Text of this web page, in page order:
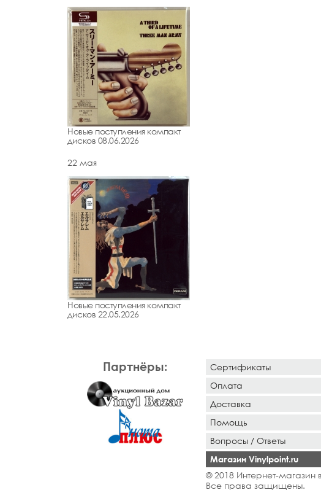
Новые поступления компакт
дисков 08.06.2026
22 мая
Новые поступления компакт
дисков 22.05.2026
Партнёры:
Сертификаты
Оплата
Доставка
Помощь
Вопросы / Ответы
Магазин Vinylpoint.ru
© 2018 Интернет-магазин
Все права защищены.